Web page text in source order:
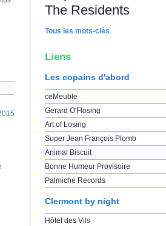
The Residents
Tous les mots-clés
Liens
Les copains d'abord
ceMeuble
Gerard O'Flosing
Art of Losing
Super Jean François Plomb
Animal Biscuit
Bonne Humeur Provisoire
Palmiche Records
Clermont by night
Hôtel des Vils